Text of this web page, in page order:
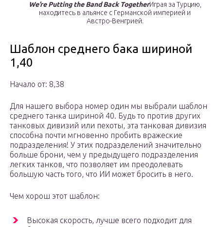
We’re Putting the Band Back TogetherИграя за Турцию,
находитесь в альянсе с Германской империей и
Австро-Венгрией.
Шаблон среднего бака шириной
1,40
Начало от: 8,38
Для нашего выбора номер один мы выбрали шаблон
среднего танка шириной 40. Будь то против других
танковых дивизий или пехоты, эта танковая дивизия
способна почти мгновенно пробить вражеские
подразделения! У этих подразделений значительно
больше брони, чем у предыдущего подразделения
легких танков, что позволяет им преодолевать
большую часть того, что ИИ может бросить в него.
Чем хорош этот шаблон:
Высокая скорость, лучше всего подходит для